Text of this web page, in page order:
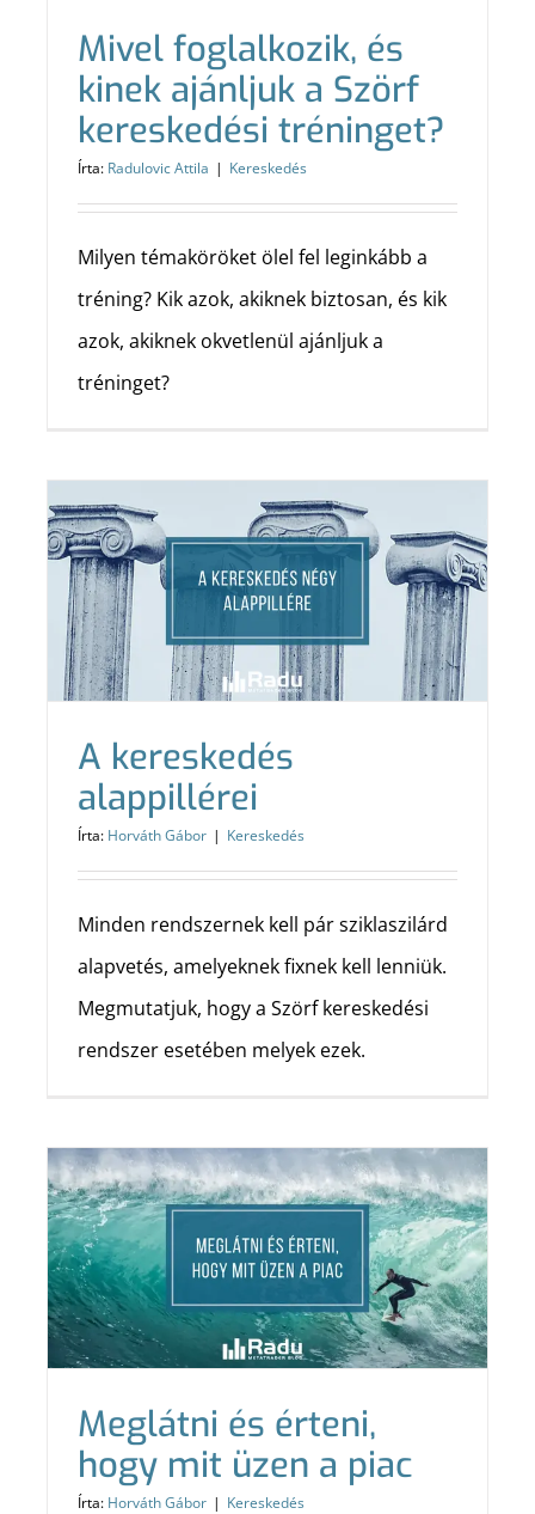
Mivel foglalkozik, és
kinek ajánljuk a Szörf
kereskedési tréninget?
Írta: Radulovic Attila | Kereskedés
Milyen témaköröket ölel fel leginkább a
tréning? Kik azok, akiknek biztosan, és kik
azok, akiknek okvetlenül ajánljuk a
tréninget?
A kereskedés
alappillérei
Írta: Horváth Gábor | Kereskedés
Minden rendszernek kell pár sziklaszilárd
alapvetés, amelyeknek fixnek kell lenniük.
Megmutatjuk, hogy a Szörf kereskedési
rendszer esetében melyek ezek.
Meglátni és érteni,
hogy mit üzen a piac
Írta: Horváth Gábor | Kereskedés